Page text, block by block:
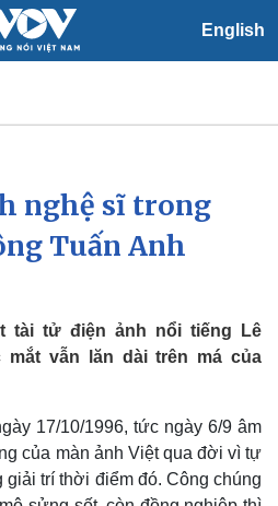
English
Xã hội
Tin 24h
Dự báo thời tiết
Việc làm
Biển đảo
nghệ sĩ trong
Tuấn Anh
tài tử điện ảnh nổi tiếng Lê
mắt vẫn lăn dài trên má của
17/10/1996, tức ngày 6/9 âm
của màn ảnh Việt qua đời vì tự
trí thời điểm đó. Công chúng